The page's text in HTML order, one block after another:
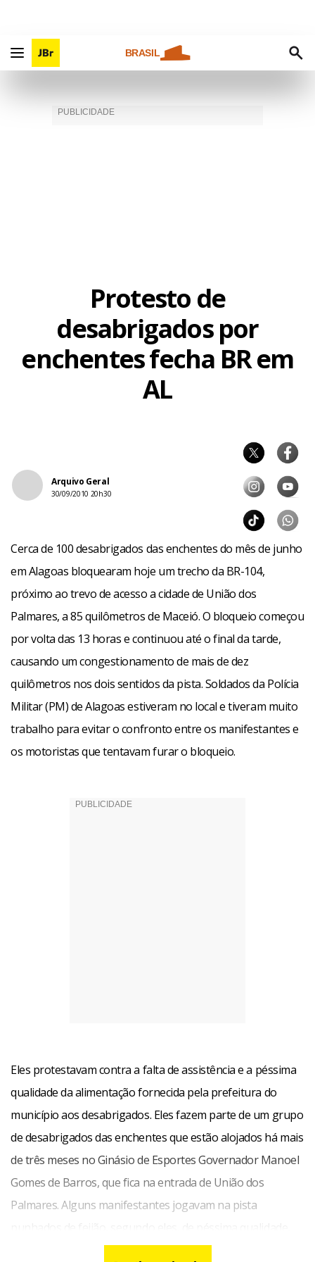
BRASIL
Protesto de
desabrigados por
enchentes fecha BR em
AL
Arquivo Geral
30/09/2010 20h30
Cerca de 100 desabrigados das enchentes do mês de junho
em Alagoas bloquearam hoje um trecho da BR-104,
próximo ao trevo de acesso a cidade de União dos
Palmares, a 85 quilômetros de Maceió. O bloqueio começou
por volta das 13 horas e continuou até o final da tarde,
causando um congestionamento de mais de dez
quilômetros nos dois sentidos da pista. Soldados da Polícia
Militar (PM) de Alagoas estiveram no local e tiveram muito
trabalho para evitar o confronto entre os manifestantes e
os motoristas que tentavam furar o bloqueio.
Eles protestavam contra a falta de assistência e a péssima
qualidade da alimentação fornecida pela prefeitura do
município aos desabrigados. Eles fazem parte de um grupo
de desabrigados das enchentes que estão alojados há mais
de três meses no Ginásio de Esportes Governador Manoel
Gomes de Barros, que fica na entrada de União dos
Palmares. Alguns manifestantes jogavam na pista
que teria sido fornecido pela prefeitura.